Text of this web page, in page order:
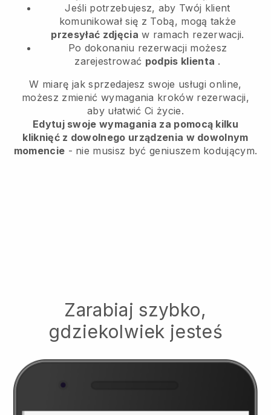
Jeśli potrzebujesz, aby Twój klient
komunikował się z Tobą, mogą także
przesyłać zdjęcia w ramach rezerwacji.
Po dokonaniu rezerwacji możesz
zarejestrować podpis klienta .
W miarę jak sprzedajesz swoje usługi online,
możesz zmienić wymagania kroków rezerwacji,
aby ułatwić Ci życie.
Edytuj swoje wymagania za pomocą kilku
kliknięć z dowolnego urządzenia w dowolnym
momencie - nie musisz być geniuszem kodującym.
Zarabiaj szybko,
gdziekolwiek jesteś